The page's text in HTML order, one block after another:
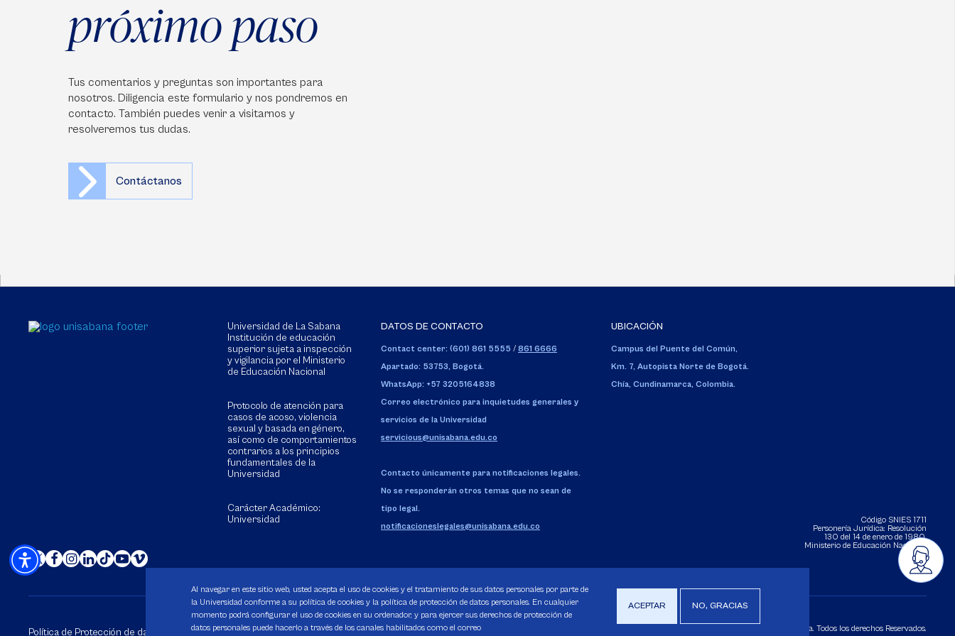
próximo paso
Tus comentarios y preguntas son importantes para
nosotros. Diligencia este formulario y nos pondremos en
contacto. También puedes venir a visitarnos y
resolveremos tus dudas.
Contáctanos
Universidad de La Sabana
Institución de educación
superior sujeta a inspección
y vigilancia por el Ministerio
de Educación Nacional
Protocolo de atención para
casos de acoso, violencia
sexual y basada en género,
así como de comportamientos
contrarios a los principios
fundamentales de la
Universidad
Carácter Académico:
Universidad
DATOS DE CONTACTO
Contact center: (601) 861 5555 / 861 6666
Apartado: 53753, Bogotá.
WhatsApp: +57 3205164838
Correo electrónico para inquietudes generales y
servicios de la Universidad
servicious@unisabana.edu.co
Contacto únicamente para notificaciones legales.
No se responderán otros temas que no sean de
tipo legal.
notificacioneslegales@unisabana.edu.co
UBICACIÓN
Campus del Puente del Común,
Km. 7, Autopista Norte de Bogotá.
Chía, Cundinamarca, Colombia.
Código SNIES 1711
Personería Jurídica: Resolución
130 del 14 de enero de 1980.
Ministerio de Educación Nacional.
Política de Protección de datos Política de Cookies Derechos Pecuniarios Copyright 2025 Universidad de La Sabana. Todos los derechos Reservados.
Al navegar en este sitio web, usted acepta el uso de cookies y el tratamiento de sus datos personales por parte de
la Universidad conforme a su política de cookies y la política de protección de datos personales. En cualquier
momento podrá configurar el uso de cookies en su ordenador, y para ejercer sus derechos de protección de
datos personales puede hacerlo a través de los canales habilitados como el correo
ACEPTAR NO, GRACIAS